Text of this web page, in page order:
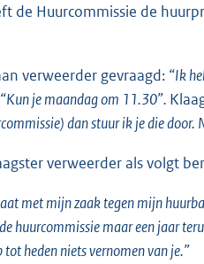
de Huurcommissie de
verweerder gevraagd: “Ik
“Kun je maandag om 11.30”.
dan stuur ik je die door.
verweerder als volgt
met mijn zaak tegen mijn
huurcommissie maar een jaar
heden niets vernomen van je.”